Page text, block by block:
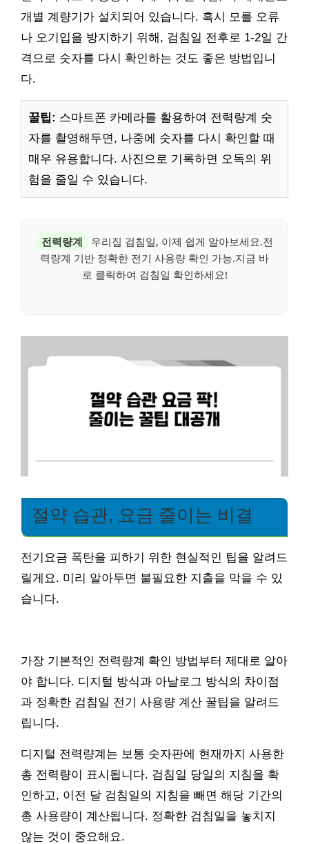
개별 계량기가 설치되어 있습니다. 혹시 모를 오류
나 오기입을 방지하기 위해, 검침일 전후로 1-2일 간
격으로 숫자를 다시 확인하는 것도 좋은 방법입니
다.
꿀팁: 스마트폰 카메라를 활용하여 전력량계 숫
자를 촬영해두면, 나중에 숫자를 다시 확인할 때
매우 유용합니다. 사진으로 기록하면 오독의 위
험을 줄일 수 있습니다.
전력량계
우리집 검침일, 이제 쉽게 알아보세요.전
력량계 기반 정확한 전기 사용량 확인 가능.지금 바
로 클릭하여 검침일 확인하세요!
절약 습관, 요금 줄이는 비결
전기요금 폭탄을 피하기 위한 현실적인 팁을 알려드
릴게요. 미리 알아두면 불필요한 지출을 막을 수 있
습니다.
가장 기본적인 전력량계 확인 방법부터 제대로 알아
야 합니다. 디지털 방식과 아날로그 방식의 차이점
과 정확한 검침일 전기 사용량 계산 꿀팁을 알려드
립니다.
디지털 전력량계는 보통 숫자판에 현재까지 사용한
총 전력량이 표시됩니다. 검침일 당일의 지침을 확
인하고, 이전 달 검침일의 지침을 빼면 해당 기간의
총 사용량이 계산됩니다. 정확한 검침일을 놓치지
않는 것이 중요해요.